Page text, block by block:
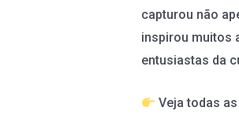
capturou não
inspirou muitos
entusiastas da
Veja todas